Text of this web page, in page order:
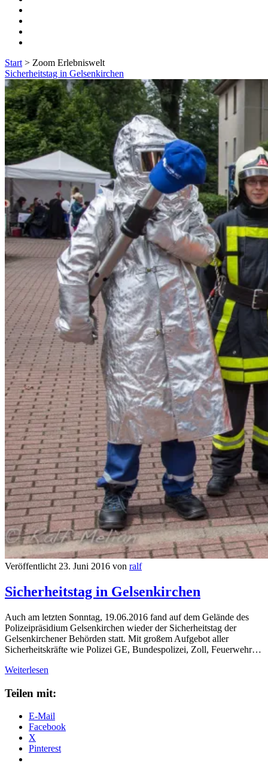
Start > Zoom Erlebniswelt
Schlagwort:
<span>Zoom
Erlebniswelt</span>
Sicherheitstag in Gelsenkirchen
Veröffentlicht 23. Juni 2016 von ralf
Sicherheitstag in Gelsenkirchen
Auch am letzten Sonntag, 19.06.2016 fand auf dem Gelände des
Polizeipräsidium Gelsenkirchen wieder der Sicherheitstag der
Gelsenkirchener Behörden statt. Mit großem Aufgebot aller
Sicherheitskräfte wie Polizei GE, Bundespolizei, Zoll, Feuerwehr…
Weiterlesen
Gelsenkirchen
Teilen mit:
E-Mail
Facebook
X
Pinterest